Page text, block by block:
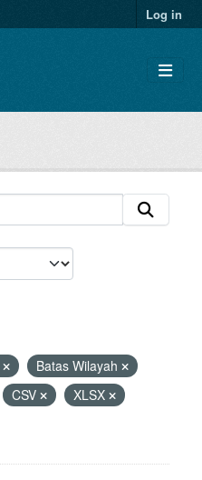
Log in
Batas Wilayah
CSV
XLSX